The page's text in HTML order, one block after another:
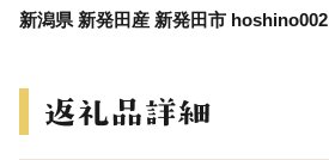
新潟県 新発田産 新発田市 hoshino002